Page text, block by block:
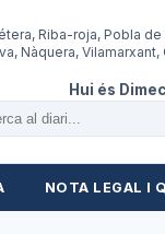
Riba-roja, Pobla
Nàquera,
Hui és
al diari
NOTA LEGAL I